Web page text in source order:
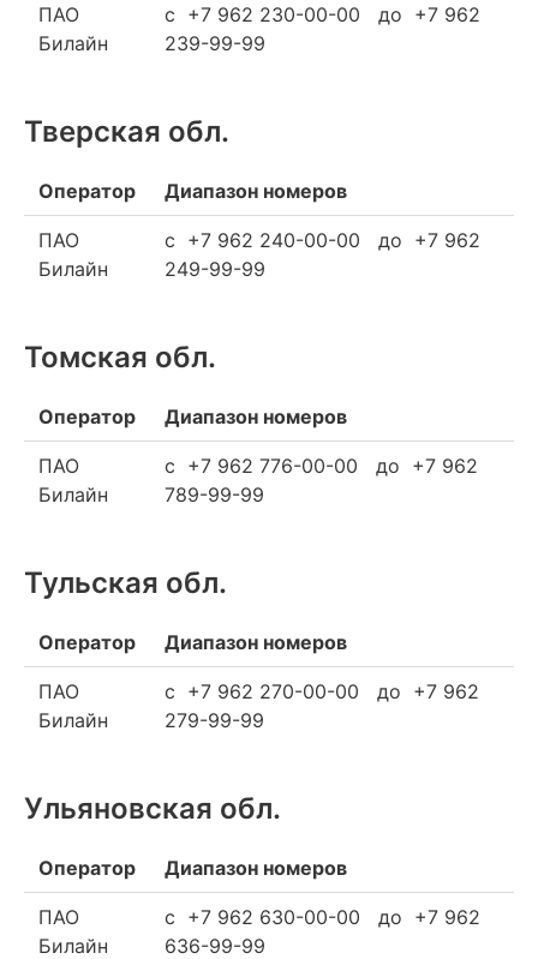
ПАО
Билайн
c +7 962 230-00-00 до +7 962
239-99-99
Тверская обл.
Оператор Диапазон номеров
ПАО
Билайн
c +7 962 240-00-00 до +7 962
249-99-99
Томская обл.
Оператор Диапазон номеров
ПАО
Билайн
c +7 962 776-00-00 до +7 962
789-99-99
Тульская обл.
Оператор Диапазон номеров
ПАО
Билайн
c +7 962 270-00-00 до +7 962
279-99-99
Ульяновская обл.
Оператор Диапазон номеров
ПАО
Билайн
c +7 962 630-00-00 до +7 962
636-99-99